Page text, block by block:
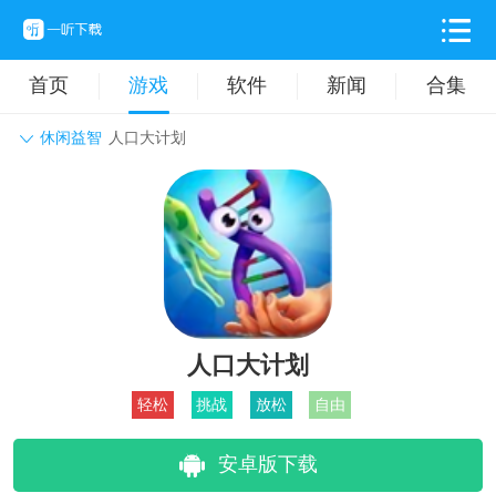
首页 游戏 软件 新闻 合集
休闲益智 人口大计划
动作格斗 休闲益智
卡牌对战 音乐舞蹈
挂机养成
人口大计划
轻松 挑战 放松 自由
安卓版下载